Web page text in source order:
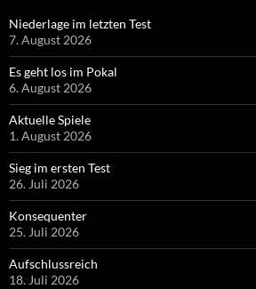
Niederlage im letzten Test
7. August 2026
Es geht los im Pokal
6. August 2026
Aktuelle Spiele
1. August 2026
Sieg im ersten Test
26. Juli 2026
Konsequenter
25. Juli 2026
Aufschlussreich
18. Juli 2026